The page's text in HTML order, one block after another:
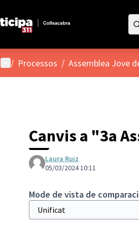
Menú principal
/ Processos / Assemblea Jove
Canvis a "3a
Laura Ruiz
05/03/2024 10:11
Mode de vista de